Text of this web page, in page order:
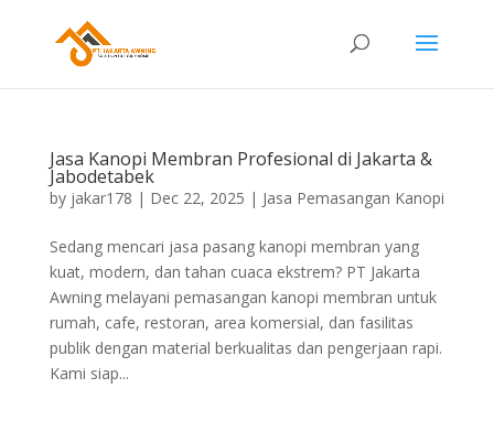
Jasa Kanopi Membran Profesional di Jakarta &
Jabodetabek
by jakar178 | Dec 22, 2025 | Jasa Pemasangan Kanopi
Sedang mencari jasa pasang kanopi membran yang
kuat, modern, dan tahan cuaca ekstrem? PT Jakarta
Awning melayani pemasangan kanopi membran untuk
rumah, cafe, restoran, area komersial, dan fasilitas
publik dengan material berkualitas dan pengerjaan rapi.
Kami siap...